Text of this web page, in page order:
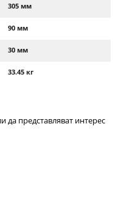
305 мм
90 мм
30 мм
33.45 кг
да представляват интерес